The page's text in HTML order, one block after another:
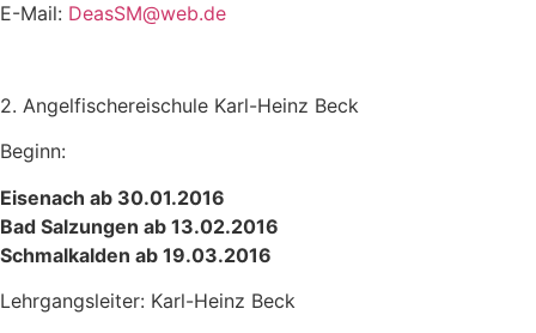
E-Mail: DeasSM@web.de
2. Angelfischereischule Karl-Heinz Beck
Beginn:
Eisenach ab 30.01.2016
Bad Salzungen ab 13.02.2016
Schmalkalden ab 19.03.2016
Lehrgangsleiter: Karl-Heinz Beck